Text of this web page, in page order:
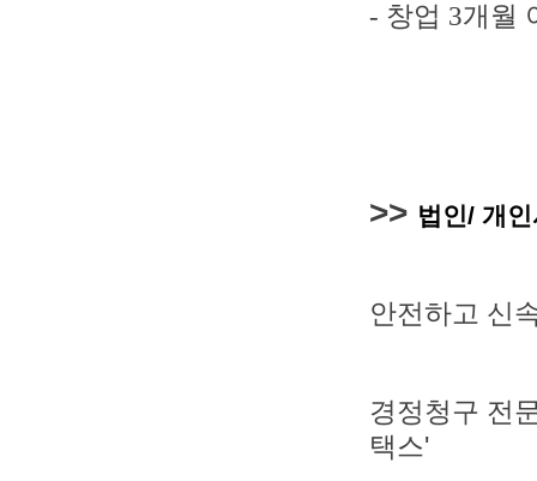
- 창업 3개월
>> 법인/ 개
안전하고 신
경정청구 전
택스'